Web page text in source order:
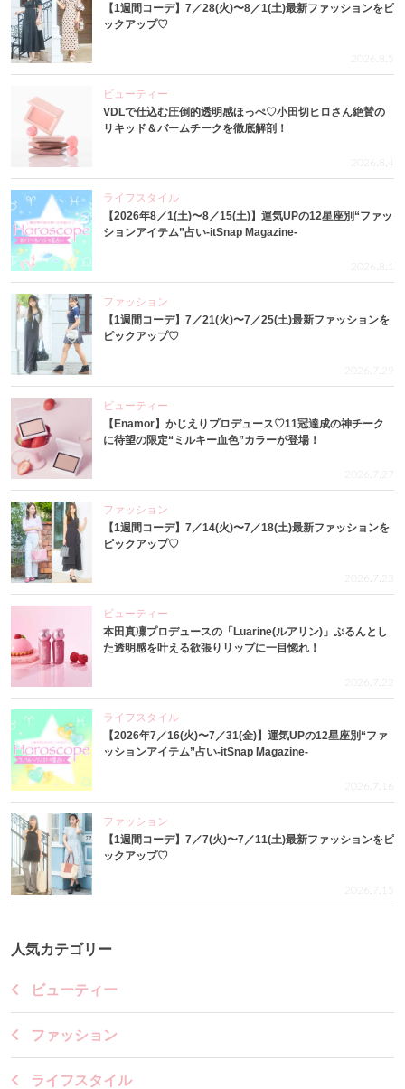
【1週間コーデ】7／28(火)〜8／1(土)最新ファッションをピ
ックアップ♡
2026.8.5
ビューティー
VDLで仕込む圧倒的透明感ほっぺ♡小田切ヒロさん絶賛の
リキッド＆バームチークを徹底解剖！
2026.8.4
ライフスタイル
【2026年8／1(土)〜8／15(土)】運気UPの12星座別“ファッ
ションアイテム”占い-itSnap Magazine-
2026.8.1
ファッション
【1週間コーデ】7／21(火)〜7／25(土)最新ファッションを
ピックアップ♡
2026.7.29
ビューティー
【Enamor】かじえりプロデュース♡11冠達成の神チーク
に待望の限定“ミルキー血色”カラーが登場！
2026.7.27
ファッション
【1週間コーデ】7／14(火)〜7／18(土)最新ファッションを
ピックアップ♡
2026.7.23
ビューティー
本田真凜プロデュースの「Luarine(ルアリン)」ぷるんとし
た透明感を叶える欲張りリップに一目惚れ！
2026.7.22
ライフスタイル
【2026年7／16(火)〜7／31(金)】運気UPの12星座別“ファ
ッションアイテム”占い-itSnap Magazine-
2026.7.16
ファッション
【1週間コーデ】7／7(火)〜7／11(土)最新ファッションをピ
ックアップ♡
2026.7.15
人気カテゴリー
ビューティー
ファッション
ライフスタイル